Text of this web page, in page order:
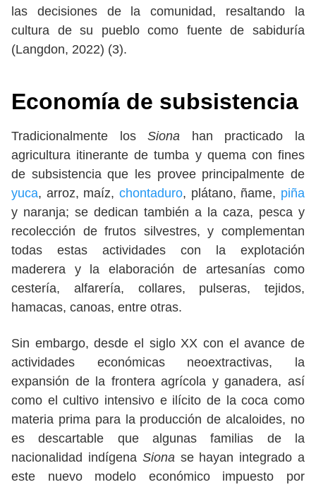
las decisiones de la comunidad, resaltando la
cultura de su pueblo como fuente de sabiduría
(Langdon, 2022) (3).
Economía de subsistencia
Tradicionalmente losSiona han practicado la
agricultura itinerante de tumba y quema con fines
de subsistencia que les provee principalmente de
yuca, arroz, maíz, chontaduro, plátano, ñame, piña
y naranja; se dedican también a la caza, pesca y
recolección de frutos silvestres, y complementan
todas estas actividades con la explotación
maderera y la elaboración de artesanías como
cestería, alfarería, collares, pulseras, tejidos,
hamacas, canoas, entre otras.
Sin embargo, desde el siglo XX con el avance de
actividades económicas neoextractivas, la
expansión de la frontera agrícola y ganadera, así
como el cultivo intensivo e ilícito de la coca como
materia prima para la producción de alcaloides, no
es descartable que algunas familias de la
nacionalidad indígena Siona se hayan integrado a
este nuevo modelo económico impuesto por